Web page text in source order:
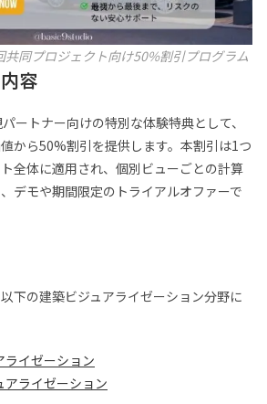
同プロジェクト向け50%割引プログラム
容
ートナー向けの特別な体験特典として、
から50%割引を提供します。本割引は1つ
全体に適用され、個別ビューごとの計算
デモや期間限定のトライアルオファーで
下の建築ビジュアライゼーション分野に
ライゼーション
アライゼーション